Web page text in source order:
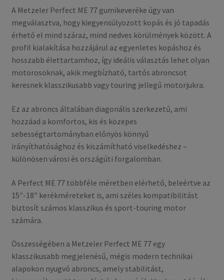
A Metzeler Perfect ME 77 gumikeveréke úgy van
megválasztva, hogy kiegyensúlyozott kopás és jó tapadás
érhető el mind száraz, mind nedves körülmények között. A
profil kialakítása hozzájárul az egyenletes kopáshoz és
hosszabb élettartamhoz, így ideális választás lehet olyan
motorosoknak, akik megbízható, tartós abroncsot
keresnek klasszikusabb vagy touring jellegű motorjukra.
Ez az abroncs általában diagonális szerkezetű, ami
hozzáad a komfortos, kis és közepes
sebességtartományban előnyös könnyű
irányíthatósághoz és kiszámítható viselkedéshez –
különösen városi és országúti forgalomban.
A Perfect ME 77 többféle méretben elérhető, beleértve az
15″-18″ kerékméreteket is, ami széles kompatibilitást
biztosít számos klasszikus és sport-touring motor
számára.
Összességében a Metzeler Perfect ME 77 egy
klasszikusabb megjelenésű, mégis modern technikai
alapokon nyugvó abroncs, amely stabilitást,